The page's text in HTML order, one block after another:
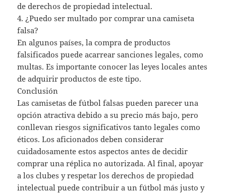
de derechos de propiedad intelectual.
4. ¿Puedo ser multado por comprar una camiseta
falsa?
En algunos países, la compra de productos
falsificados puede acarrear sanciones legales, como
multas. Es importante conocer las leyes locales antes
de adquirir productos de este tipo.
Conclusión
Las camisetas de fútbol falsas pueden parecer una
opción atractiva debido a su precio más bajo, pero
conllevan riesgos significativos tanto legales como
éticos. Los aficionados deben considerar
cuidadosamente estos aspectos antes de decidir
comprar una réplica no autorizada. Al final, apoyar
a los clubes y respetar los derechos de propiedad
intelectual puede contribuir a un fútbol más justo y